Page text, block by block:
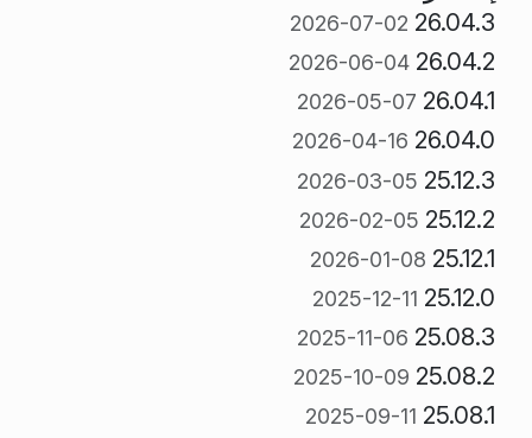
26.04.3
2026-07-02
26.04.2
2026-06-04
26.04.1
2026-05-07
26.04.0
2026-04-16
25.12.3
2026-03-05
25.12.2
2026-02-05
25.12.1
2026-01-08
25.12.0
2025-12-11
25.08.3
2025-11-06
25.08.2
2025-10-09
25.08.1
2025-09-11